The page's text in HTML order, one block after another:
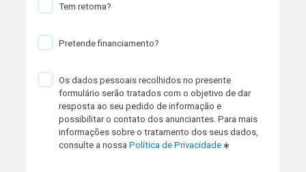
Tem retoma?
Pretende financiamento?
Os dados pessoais recolhidos no presente
formulário serão tratados com o objetivo de dar
resposta ao seu pedido de informação e
possibilitar o contato dos anunciantes. Para mais
informações sobre o tratamento dos seus dados,
consulte a nossaPolítica de Privacidade